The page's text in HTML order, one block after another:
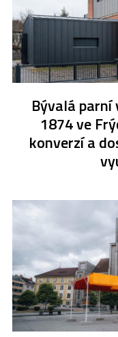
Bývalá parní
1874 ve
konverzí a